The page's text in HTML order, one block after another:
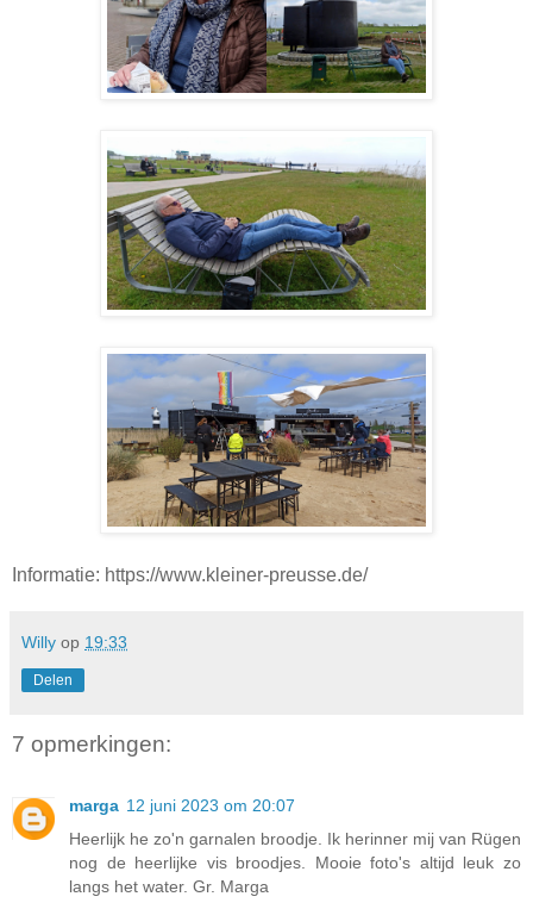
Informatie: https://www.kleiner-preusse.de/
Willy op 19:33
Delen
7 opmerkingen:
marga 12 juni 2023 om 20:07
Heerlijk he zo'n garnalen broodje. Ik herinner mij van Rügen
nog de heerlijke vis broodjes. Mooie foto's altijd leuk zo
langs het water. Gr. Marga